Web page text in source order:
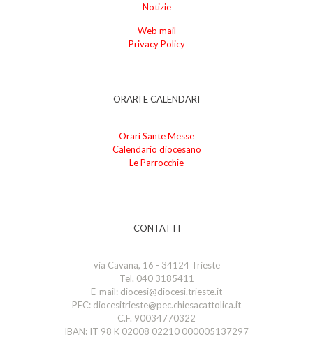
Notizie
Web mail
Privacy Policy
ORARI E CALENDARI
Orari Sante Messe
Calendario diocesano
Le Parrocchie
CONTATTI
via Cavana, 16 - 34124 Trieste
Tel. 040 3185411
E-mail: diocesi@diocesi.trieste.it
PEC: diocesitrieste@pec.chiesacattolica.it
C.F. 90034770322
IBAN: IT 98 K 02008 02210 000005137297